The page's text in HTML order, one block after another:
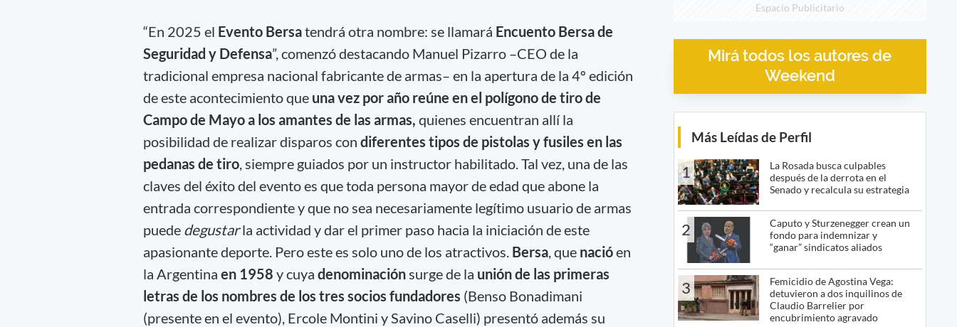
“En 2025 el Evento Bersatendrá otra nombre: se llamará Encuento Bersa de
Seguridad y Defensa”, comenzó destacando Manuel Pizarro –CEO de la
tradicional empresa nacional fabricante de armas– en la apertura de la 4º edición
de este acontecimiento que una vez por año reúne en el polígono de tiro de
Campo de Mayo a los amantes de las armas, quienes encuentran allí la
posibilidad de realizar disparos con diferentes tipos de pistolas y fusiles en las
pedanas de tiro, siempre guiados por un instructor habilitado. Tal vez, una de las
claves del éxito del evento es que toda persona mayor de edad que abone la
entrada correspondiente y que no sea necesariamente legítimo usuario de armas
puede degustarla actividad y dar el primer paso hacia la iniciación de este
apasionante deporte. Pero este es solo uno de los atractivos. Bersa, que nacióen
la Argentina en 1958 y cuya denominación surge de la unión de las primeras
letras de los nombres de los tres socios fundadores (Benso Bonadimani
(presente en el evento), Ercole Montini y Savino Caselli) presentó además su
Espacio Publicitario
Mirá todos los autores de
Weekend
Más Leídas de Perfil
1
La Rosada busca culpables
después de la derrota en el
Senado y recalcula su estrategia
2
Caputo y Sturzenegger crean un
fondo para indemnizar y
“ganar” sindicatos aliados
3
Femicidio de Agostina Vega:
detuvieron a dos inquilinos de
Claudio Barrelier por
encubrimiento agravado